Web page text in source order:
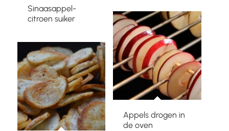
Sinaasappel-
citroen suiker
Appels drogen in
de oven